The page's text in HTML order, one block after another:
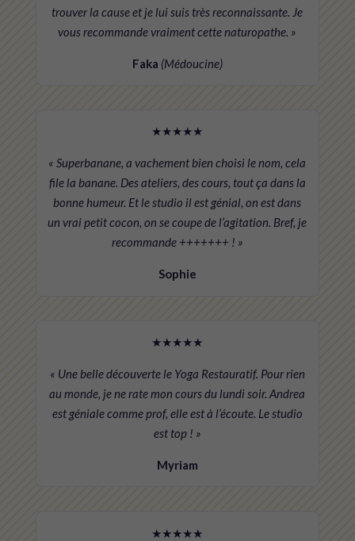
trouver la cause et je lui suis très reconnaissante. Je
vous recommande vraiment cette naturopathe. »
Faka (Médoucine)
★★★★★
« Superbanane, a vachement bien choisi le nom, cela
file la banane. Des ateliers, des cours, tout ça dans la
bonne humeur. Et le studio il est génial, on est dans
un vrai petit cocon, on se coupe de l’agitation. Bref, je
recommande +++++++ ! »
Sophie
★★★★★
« Une belle découverte le Yoga Restauratif. Pour rien
au monde, je ne rate mon cours du lundi soir. Andrea
est géniale comme prof, elle est à l’écoute. Le studio
est top ! »
Myriam
★★★★★